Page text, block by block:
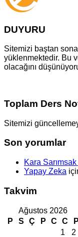
DUYURU
Sitemizi baştan
yüklenmektedir. Bu
olacağını
Toplam Ders
Sitemizi
Son yorumlar
Kara
Yapay Zeka
Takvim
Ağustos 2026
P
S Ç P C C
P
1
2